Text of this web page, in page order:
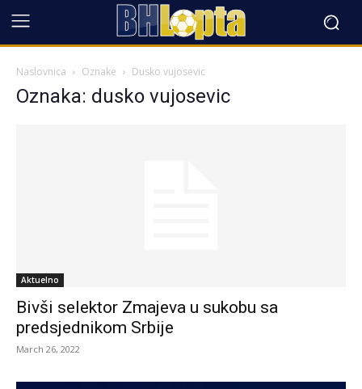
Naslovnica Oznake Dusko vujosevic
Oznaka: dusko vujosevic
Aktuelno
Bivši selektor Zmajeva u sukobu sa
predsjednikom Srbije
March 26, 2022